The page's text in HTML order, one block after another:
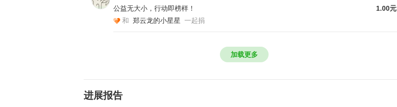
石柱县黄水小学的小马同学讲述了他与科创包的故事： 我怀着好奇的心情打开了刚收
到的爱心包裹，里面的科学小实验材料包琳琅满目，我不断翻看，选中了一个我最感
兴趣的实验——“机械手”。 拆开包装机械手的小袋子，一大堆零件瞬间掉到桌子上，
解的方法，先把它的大致形状拼接了出来，然后用小螺丝固定。就这样，经过我的一
番鼓捣，机械手终于拼好了。 这个爱心包裹里面还有好多好多的科学小实验器材，我
公益无大小，行动即榜样！
1.00元
和 郑云龙的小星星 一起捐
加载更多
进展报告